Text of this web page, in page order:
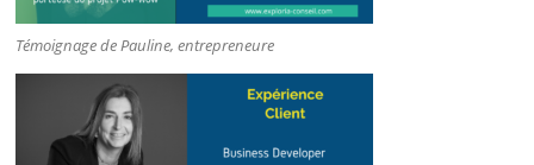
Témoignage de Pauline, entrepreneure